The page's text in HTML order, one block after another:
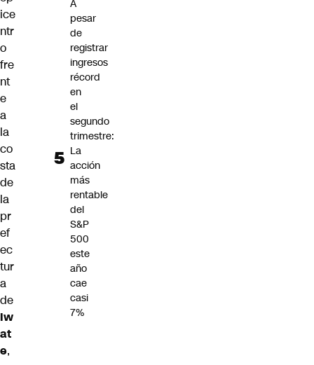
ice
ntr
o
fre
nt
e
a
la
co
sta
de
la
pr
ef
ec
tur
a
de
Iw
at
e,
A
pesar
de
registrar
ingresos
récord
en
el
segundo
trimestre:
La
acción
más
rentable
del
S&P
500
este
año
cae
casi
7%